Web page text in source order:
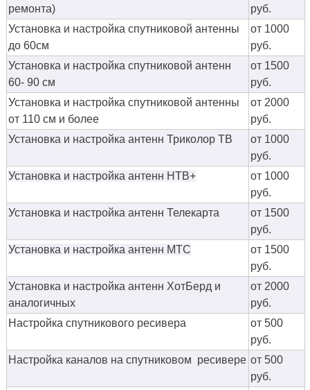
ремонта)
руб.
Установка и настройка спутниковой антенны
до 60см
от 1000
руб.
Установка и настройка спутниковой антенн
60- 90 см
от 1500
руб.
Установка и настройка спутниковой антенны
от 110 см и более
от 2000
руб.
Установка и настройка антенн Триколор ТВ
от 1000
руб.
Установка и настройка антенн НТВ+
от 1000
руб.
Установка и настройка антенн Телекарта
от 1500
руб.
Установка и настройка антенн МТС
от 1500
руб.
Установка и настройка антенн ХотБерд и
аналогичных
от 2000
руб.
Настройка спутникового ресивера
от 500
руб.
Настройка каналов на спутниковом ресивере от 500
руб.